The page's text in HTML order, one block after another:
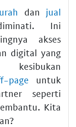
dan jual
Ini
akses
digital yang
page untuk
seperti
Kita